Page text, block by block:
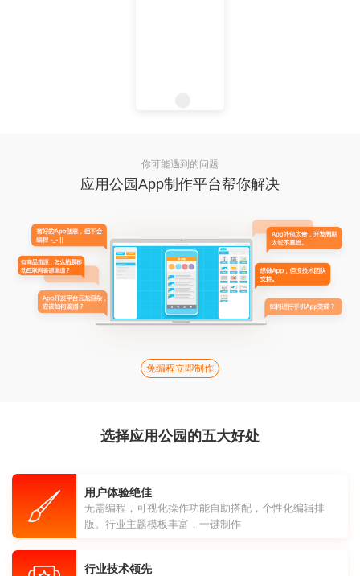
你可能遇到的问题
应用公园App制作平台帮你解决
免编程立即制作
选择应用公园的五大好处
用户体验绝佳
无需编程，可视化操作功能自助搭配，个性化编辑排
版。行业主题模板丰富，一键制作
行业技术领先